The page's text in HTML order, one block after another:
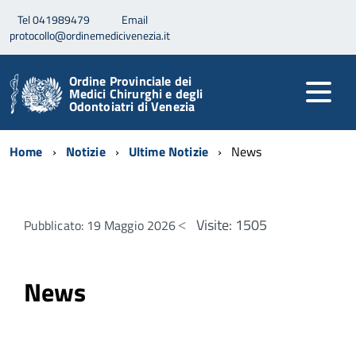
Tel 041989479
Email
protocollo@ordinemedicivenezia.it
Ordine Provinciale dei
Medici Chirurghi e degli
Odontoiatri di Venezia
Home Notizie Ultime Notizie News
Pubblicato: 19 Maggio 2026 Visite: 1505
News